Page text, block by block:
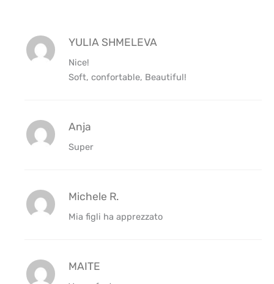
YULIA SHMELEVA
Nice!
Soft, confortable, Beautiful!
Anja
Super
Michele R.
Mia figli ha apprezzato
MAITE